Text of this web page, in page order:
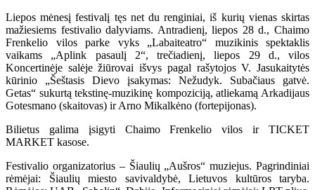
Liepos mėnesį festivalį tęs net du renginiai, iš kurių vienas skirtas
mažiesiems festivalio dalyviams. Antradienį, liepos 28 d., Chaimo
Frenkelio vilos parke vyks „Labaiteatro“ muzikinis spektaklis
vaikams „Aplink pasaulį 2“, trečiadienį, liepos 29 d., vilos
Koncertinėje salėje žiūrovai išvys pagal rašytojos V. Jasukaitytės
kūrinio „Šeštasis Dievo įsakymas: Nežudyk. Subačiaus gatvė.
Getas“ sukurtą tekstinę-muzikinę kompoziciją, atliekamą Arkadijaus
Gotesmano (skaitovas) ir Arno Mikalkėno (fortepijonas).
Bilietus galima įsigyti Chaimo Frenkelio vilos ir TICKET
MARKET kasose.
Festivalio organizatorius – Šiaulių „Aušros“ muziejus. Pagrindiniai
rėmėjai: Šiaulių miesto savivaldybė, Lietuvos kultūros taryba.